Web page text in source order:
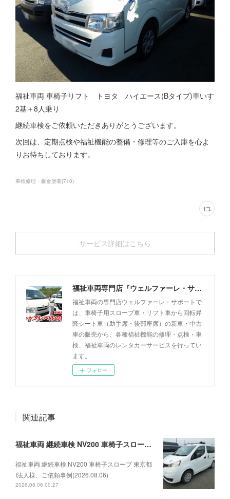
福祉車両 車椅子リフト トヨタ ハイエース(Bタイプ)車いす
2基＋8人乗り
継続車検をご依頼いただきありがとうございます。
次回は、定期点検や福祉機能の整備・修理等のご入庫を心よ
りお待ちしております。
車検修理・板金塗装(710)
サービス詳細はこちら
福祉車両専門店『ウェルファーレ・サポート』
福祉車両の専門店ウェルファーレ・サポートで
は、車椅子用スロープ車・リフト車から回転昇
降シート車（助手席・後部座席）の新車・中古
車の販売から、各種福祉機能の修理・点検・車
検、福祉車両のレンタカーサービスを行ってい
ます。
フォロー
関連記事
福祉車両 継続車検 NV200 車椅子スロープ 東京都I法人様、ご依頼事例(2026.08.06)
福祉車両 継続車検 NV200 車椅子スロープ 東京都
I法人様、ご依頼事例(2026.08.06)
2026.08.06 00:27